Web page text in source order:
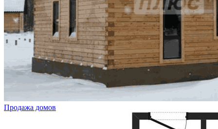
Продажа домов